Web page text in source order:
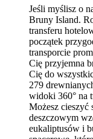
Jeśli myślisz o
Bruny Island.
transferu
początek
transporcie
Cię przyjemna
Cię do
279
widoki 360° na
Możesz cieszyć
deszczowym
eukaliptusów i